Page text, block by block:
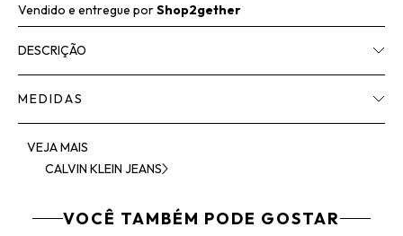
Vendido e entregue porShop2gether
DESCRIÇÃO
MEDIDAS
VEJA MAIS
CALVIN KLEIN JEANS
VOCÊ TAMBÉM PODE GOSTAR